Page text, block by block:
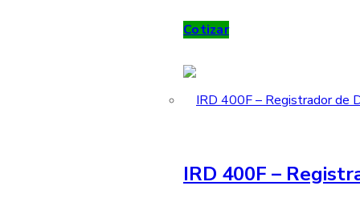
Cotizar
IRD 400F –